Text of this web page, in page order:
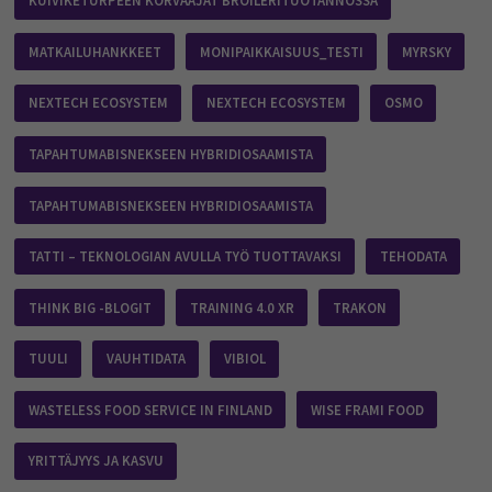
MATKAILUHANKKEET MONIPAIKKAISUUS_TESTI MYRSKY
NEXTECH ECOSYSTEM NEXTECH ECOSYSTEM OSMO
TAPAHTUMABISNEKSEEN HYBRIDIOSAAMISTA
TAPAHTUMABISNEKSEEN HYBRIDIOSAAMISTA
TATTI – TEKNOLOGIAN AVULLA TYÖ TUOTTAVAKSI TEHODATA
THINK BIG -BLOGIT TRAINING 4.0 XR TRAKON
TUULI VAUHTIDATA VIBIOL
WASTELESS FOOD SERVICE IN FINLAND WISE FRAMI FOOD
YRITTÄJYYS JA KASVU